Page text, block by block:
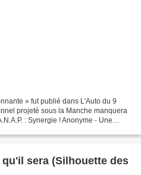
» fut publié dans L'Auto du 9
projeté sous la Manche manquera
: Synergie ! Anonyme - Une
sera (Silhouette des